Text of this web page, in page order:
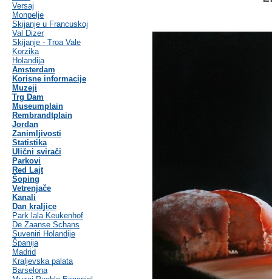
Versaj
Monpelje
Skijanje u Francuskoj
Val Dizer
Skijanje - Troa Vale
Korzika
Holandija
Amsterdam
Korisne informacije
Muzeji
Trg Dam
Museumplain
Rembrandtplain
Jordan
Zanimljivosti
Statistika
Ulični svirači
Parkovi
Red Lajt
Šoping
Vetrenjače
Kanali
Dan kraljice
Park lala Keukenhof
De Zaanse Schans
Suveniri Holandije
Španija
Madrid
Kraljevska palata
Barselona